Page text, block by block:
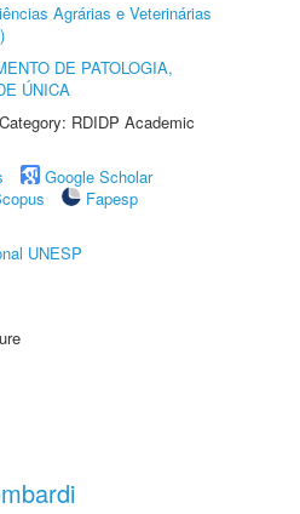
Agrárias e Veterinárias
DE PATOLOGIA,
ÚNICA
RDIDP Academic
Google Scholar
Fapesp
UNESP